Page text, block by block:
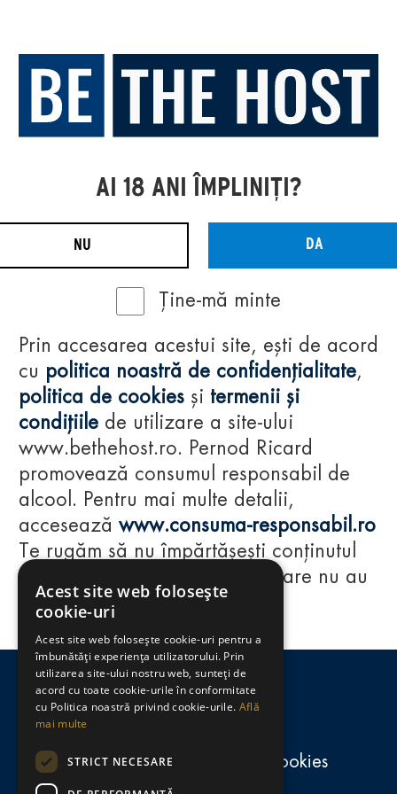
Regulamente
consumă-responsabil.ro
Politica de confidențialitate și cookies
AI 18 ANI ÎMPLINIȚI?
NU DA
Ține-mă minte
Prin accesarea acestui site, ești de acord
cu politica noastră de confidențialitate,
politica de cookies și termenii și
condițiile de utilizare a site-ului
www.bethehost.ro. Pernod Ricard
promovează consumul responsabil de
alcool. Pentru mai multe detalii,
accesează www.consuma-responsabil.ro
Te rugăm să nu împărtășești conținutul
acestui website cu persoane care nu au
împlinit vârsta de 18 ani.
Acest site web folosește
cookie-uri
Acest site web folosește cookie-uri pentru a
îmbunătăți experiența utilizatorului. Prin
utilizarea site-ului nostru web, sunteți de
acord cu toate cookie-urile în conformitate
cu Politica noastră privind cookie-urile. Află
mai multe
STRICT NECESARE